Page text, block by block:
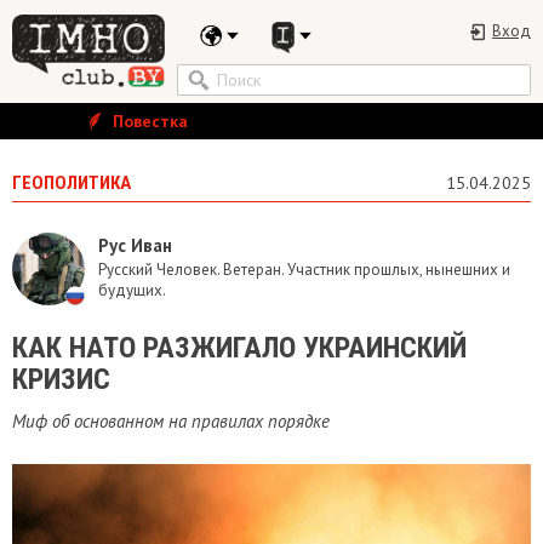
Вход
Повестка
ГЕОПОЛИТИКА 15.04.2025
Рус Иван
Русский Человек. Ветеран. Участник прошлых, нынешних и
будущих.
КАК НАТО РАЗЖИГАЛО УКРАИНСКИЙ
КРИЗИС
Миф об основанном на правилах порядке